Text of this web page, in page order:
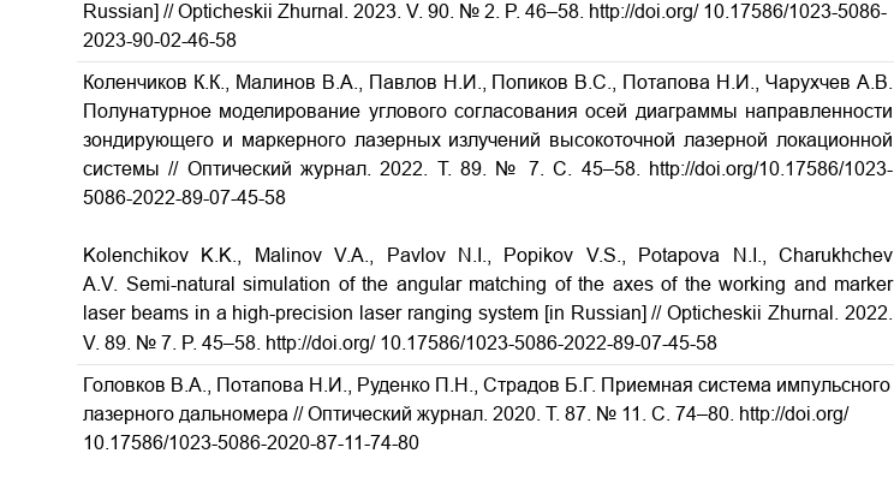
Russian] // Opticheskii Zhurnal. 2023. V. 90. № 2. P. 46–58. http://doi.org/ 10.17586/1023-5086-
2023-90-02-46-58
Коленчиков К.К., Малинов В.А., Павлов Н.И., Попиков В.С., Потапова Н.И., Чарухчев А.В.
Полунатурное моделирование углового согласования осей диаграммы направленности
зондирующего и маркерного лазерных излучений высокоточной лазерной локационной
системы // Оптический журнал. 2022. Т. 89. № 7. С. 45–58. http://doi.org/10.17586/1023-
5086-2022-89-07-45-58
Kolenchikov K.K., Malinov V.A., Pavlov N.I., Popikov V.S., Potapova N.I., Charukhchev
A.V. Semi-natural simulation of the angular matching of the axes of the working and marker
laser beams in a high-precision laser ranging system [in Russian] // Opticheskii Zhurnal. 2022.
V. 89. № 7. P. 45–58. http://doi.org/ 10.17586/1023-5086-2022-89-07-45-58
Головков В.А., Потапова Н.И., Руденко П.Н., Страдов Б.Г. Приемная система импульсного
лазерного дальномера //Оптический журнал. 2020. Т. 87. № 11. С. 74–80. http://doi.org/
10.17586/1023-5086-2020-87-11-74-80